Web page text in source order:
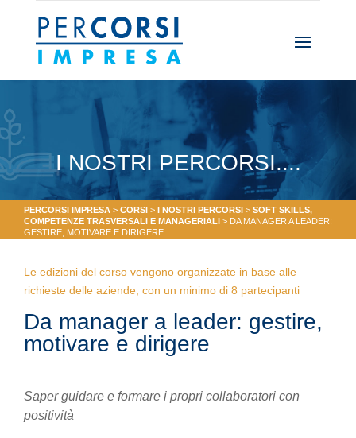
I NOSTRI PERCORSI....
PERCORSI IMPRESA > CORSI > I NOSTRI PERCORSI > SOFT SKILLS,
COMPETENZE TRASVERSALI E MANAGERIALI > DA MANAGER A LEADER:
GESTIRE, MOTIVARE E DIRIGERE
Le edizioni del corso vengono organizzate in base alle
richieste delle aziende, con un minimo di 8 partecipanti
Da manager a leader: gestire,
motivare e dirigere
Saper guidare e formare i propri collaboratori con
positività